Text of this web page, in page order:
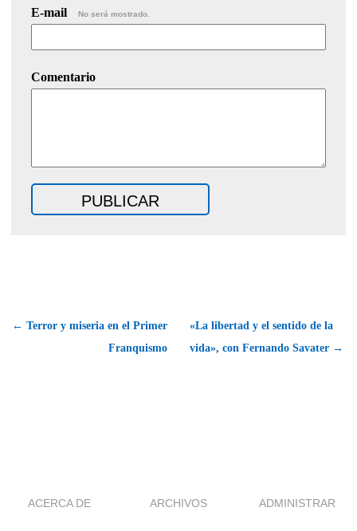
E-mail No será mostrado.
Comentario
← Terror y miseria en el Primer
Franquismo
«La libertad y el sentido de la
vida», con Fernando Savater →
ACERCA DE ARCHIVOS ADMINISTRAR